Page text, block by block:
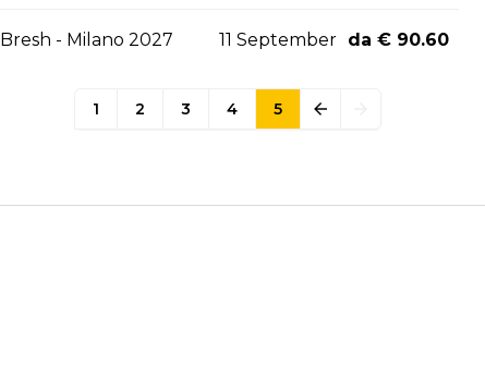
Bresh - Milano 2027 11 September da € 90.60
1 2 3 4 5